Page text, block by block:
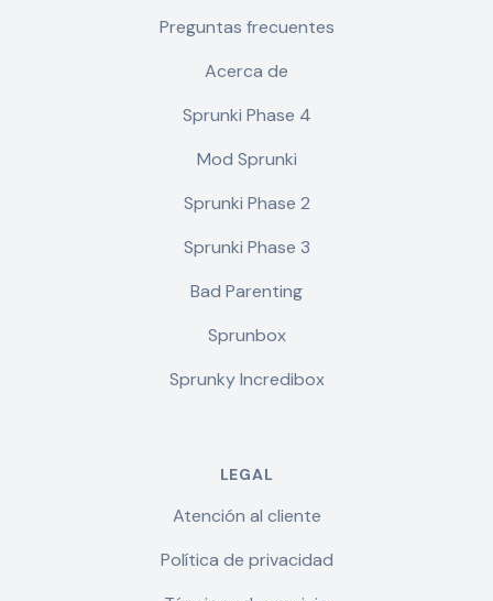
Preguntas frecuentes
Acerca de
Sprunki Phase 4
Mod Sprunki
Sprunki Phase 2
Sprunki Phase 3
Bad Parenting
Sprunbox
Sprunky Incredibox
LEGAL
Atención al cliente
Política de privacidad